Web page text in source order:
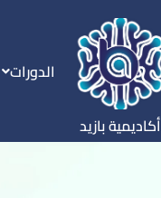
أكاديمية بازيد
الدورات